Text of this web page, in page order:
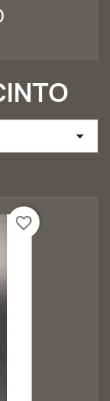

favorite_border